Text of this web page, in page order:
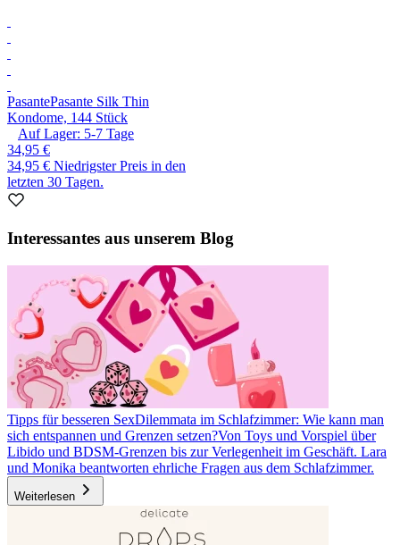
PasantePasante Silk Thin
Kondome, 144 Stück
Auf Lager: 5-7 Tage
34,95 €
34,95 € Niedrigster Preis in den
letzten 30 Tagen.
Interessantes aus unserem Blog
Tipps für besseren SexDilemmata im Schlafzimmer: Wie kann man
sich entspannen und Grenzen setzen?Von Toys und Vorspiel über
Libido und BDSM-Grenzen bis zur Verlegenheit im Geschäft. Lara
und Monika beantworten ehrliche Fragen aus dem Schlafzimmer.
Weiterlesen